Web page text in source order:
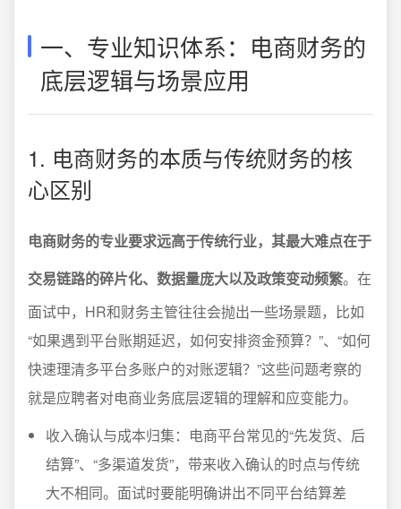
一、专业知识体系：电商财务的
底层逻辑与场景应用
1. 电商财务的本质与传统财务的核
心区别
电商财务的专业要求远高于传统行业，其最大难点在于
交易链路的碎片化、数据量庞大以及政策变动频繁。在
面试中，HR和财务主管往往会抛出一些场景题，比如
“如果遇到平台账期延迟，如何安排资金预算？”、“如何
快速理清多平台多账户的对账逻辑？”这些问题考察的
就是应聘者对电商业务底层逻辑的理解和应变能力。
收入确认与成本归集：电商平台常见的“先发货、后
结算”、“多渠道发货”，带来收入确认的时点与传统
大不相同。面试时要能明确讲出不同平台结算差